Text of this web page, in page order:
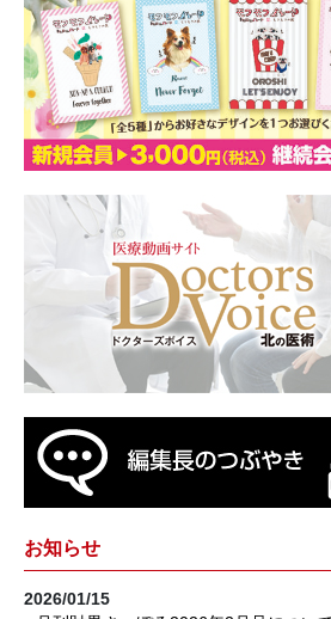
お知らせ
2026/01/15